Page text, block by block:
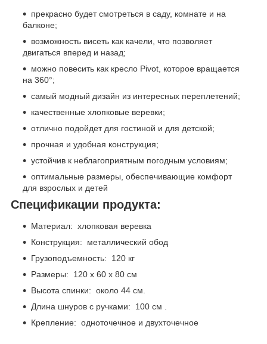
прекрасно будет смотреться в саду, комнате и на
балконе;
возможность висеть как качели, что позволяет
двигаться вперед и назад;
можно повесить как кресло Pivot, которое вращается
на 360°;
самый модный дизайн из интересных переплетений;
качественные хлопковые веревки;
отлично подойдет для гостиной и для детской;
прочная и удобная конструкция;
устойчив к неблагоприятным погодным условиям;
оптимальные размеры, обеспечивающие комфорт
для взрослых и детей
Спецификации продукта:
Материал: хлопковая веревка
Конструкция: металлический обод
Грузоподъемность: 120 кг
Размеры: 120 х 60 х 80 см
Высота спинки: около 44 см.
Длина шнуров с ручками: 100 см .
Крепление: одноточечное и двухточечное